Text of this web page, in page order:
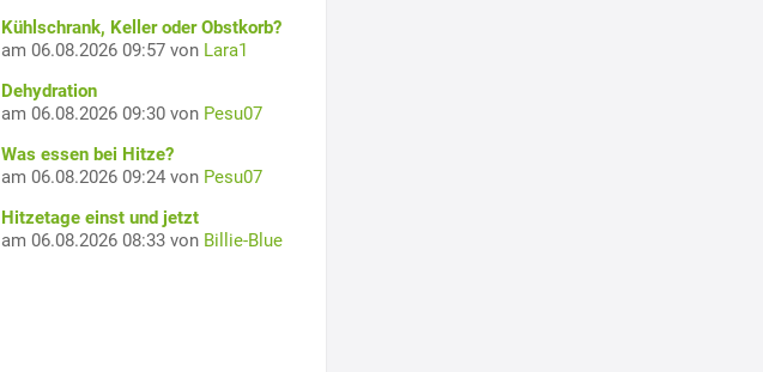
Kühlschrank, Keller oder Obstkorb?
am 06.08.2026 09:57 von Lara1
Dehydration
am 06.08.2026 09:30 von Pesu07
Was essen bei Hitze?
am 06.08.2026 09:24 von Pesu07
Hitzetage einst und jetzt
am 06.08.2026 08:33 von Billie-Blue